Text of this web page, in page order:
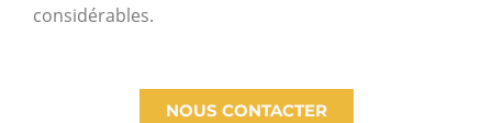
considérables.
NOUS CONTACTER